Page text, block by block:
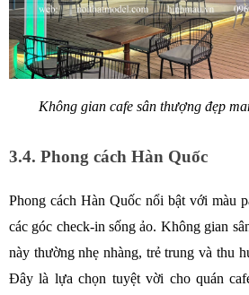
Không gian cafe sân thượng đẹp
3.4. Phong cách Hàn Quốc
Phong cách Hàn Quốc nổi bật với màu
các góc check-in sống ảo. Không gian
này thường nhẹ nhàng, trẻ trung và thu
Đây là lựa chọn tuyệt vời cho quán